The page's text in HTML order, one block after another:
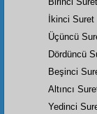
İkinci Suret
Üçüncü
Dördüncü
Beşinci
Altıncı
Yedinci